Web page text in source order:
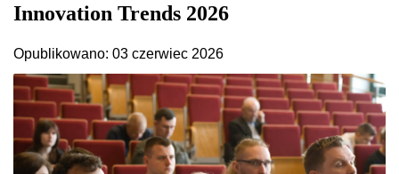
Innovation Trends 2026
Opublikowano: 03 czerwiec 2026